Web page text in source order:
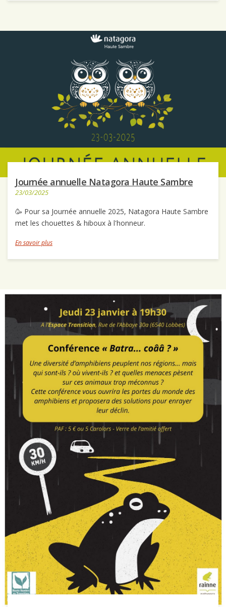
Journée annuelle Natagora Haute Sambre
23/03/2025
🥳 Pour sa Journée annuelle 2025, Natagora Haute Sambre
met les chouettes & hiboux à l'honneur.
En savoir plus